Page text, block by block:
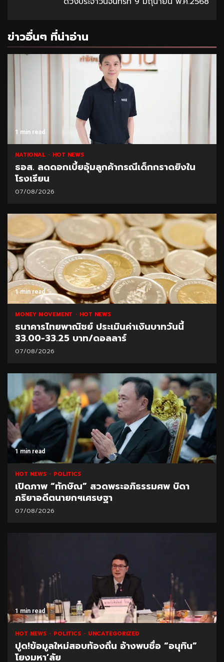
ข่าวอื่นๆ ที่น่าอ่าน
1 min read
NATIONAL HOT NEWS
ธอส. ลดดอกเบี้ยอุ้มลูกค้ากรณีเด็กกราดยิงใน
โรงเรียน
07/08/2026
1 min read
MONEY MOVEMENT HOT NEWS
ธนาคารไทยพาณิชย์ ประเมินค่าเงินบาทวันนี้
33.00-33.25 บาท/ดอลลาร์
07/08/2026
1 min read
HOT NEWS POLITICS
เปิดภาพ “ทักษิณ” สวดพระอภิธรรมศพ บิดา
ภริยาอดีตนายกฯเศรษฐา
07/08/2026
1 min read
HOT NEWS POLITICS UNCATEGORIZED
ปูด!ข้อมูลใหม่สอบท้องถิ่น อ้างพบชื่อ “อนุทิน”
โยงมหา’ลัย